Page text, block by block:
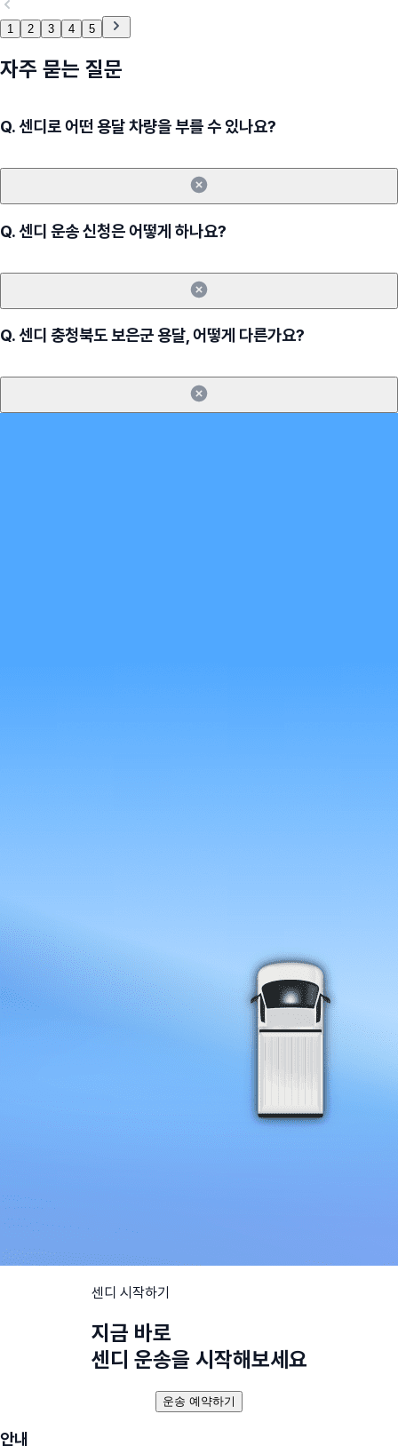
1 2 3 4 5
자주 묻는 질문
Q.센디로 어떤 용달 차량을 부를 수 있나요?
Q.센디 운송 신청은 어떻게 하나요?
Q.센디 충청북도 보은군 용달, 어떻게 다른가요?
센디 시작하기
지금 바로
센디 운송을 시작해보세요
운송 예약하기
안내